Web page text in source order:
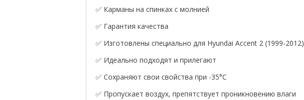
✅ Карманы на спинках с молнией
✅ Гарантия качества
✅ Изготовлены специально для Hyundai Accent 2 (1999-2012)
✅ Идеально подходят и прилегают
✅ Сохраняют свои свойства при -35°С
✅ Пропускает воздух, препятствует проникновению влаги